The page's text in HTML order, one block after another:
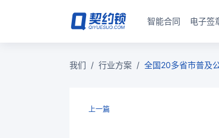
智能合同 电子签
我们 / 行业方案 / 全国20多省市普及
上一篇